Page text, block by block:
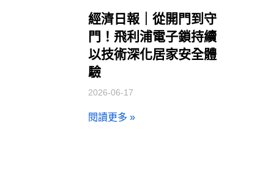
經濟日報｜從開門到守
門！飛利浦電子鎖持續
以技術深化居家安全體
驗
2026-06-17
閱讀更多 »